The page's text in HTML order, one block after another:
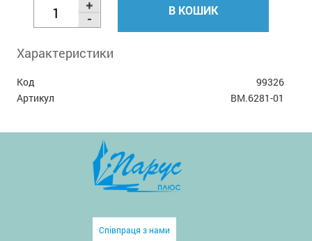
В КОШИК
Характеристики
Код
99326
Артикул
BM.6281-01
Співпраця з нами